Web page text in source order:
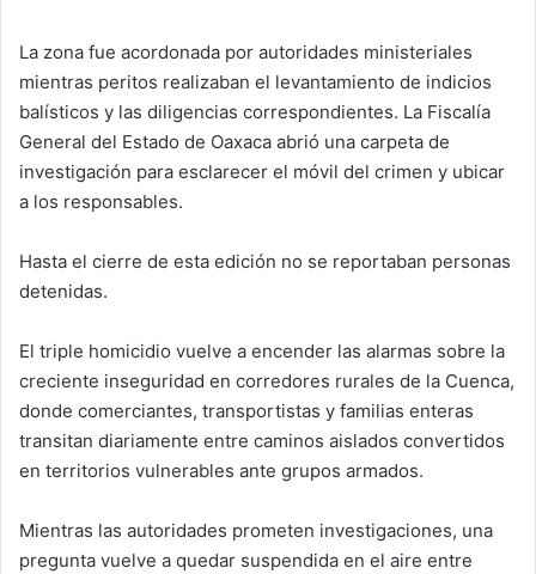
La zona fue acordonada por autoridades ministeriales
mientras peritos realizaban el levantamiento de indicios
balísticos y las diligencias correspondientes. La Fiscalía
General del Estado de Oaxaca abrió una carpeta de
investigación para esclarecer el móvil del crimen y ubicar
a los responsables.
Hasta el cierre de esta edición no se reportaban personas
detenidas.
El triple homicidio vuelve a encender las alarmas sobre la
creciente inseguridad en corredores rurales de la Cuenca,
donde comerciantes, transportistas y familias enteras
transitan diariamente entre caminos aislados convertidos
en territorios vulnerables ante grupos armados.
Mientras las autoridades prometen investigaciones, una
pregunta vuelve a quedar suspendida en el aire entre